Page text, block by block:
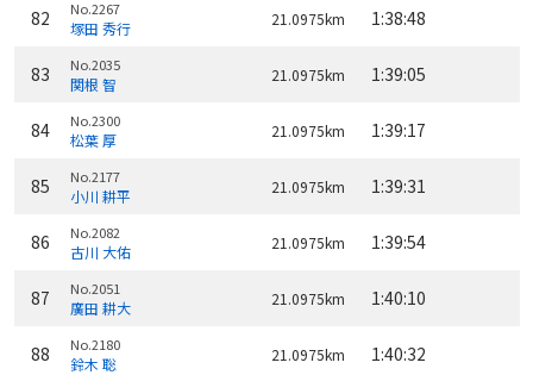
82 No.2267
塚田 秀行 21.0975km 1:38:48
83 No.2035
関根 智 21.0975km 1:39:05
84 No.2300
松葉 厚 21.0975km 1:39:17
85 No.2177
小川 耕平 21.0975km 1:39:31
86 No.2082
古川 大佑 21.0975km 1:39:54
87 No.2051
廣田 耕大 21.0975km 1:40:10
88 No.2180
鈴木 聡 21.0975km 1:40:32